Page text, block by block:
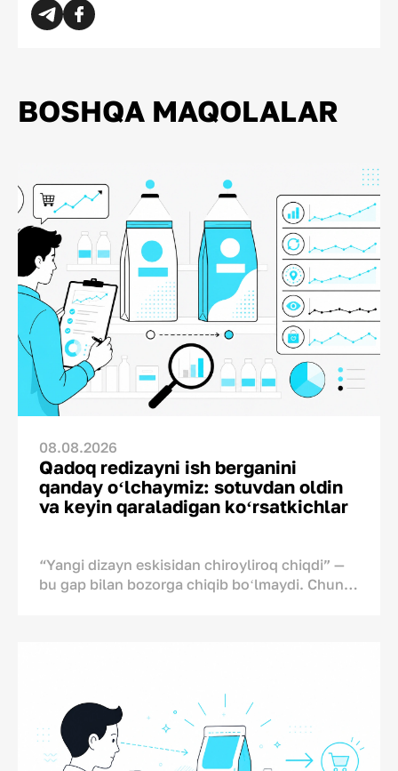
BOSHQA MAQOLALAR
08.08.2026
Qadoq redizayni ish berganini
qanday oʻlchaymiz: sotuvdan oldin
va keyin qaraladigan koʻrsatkichlar
“Yangi dizayn eskisidan chiroyliroq chiqdi” —
bu gap bilan bozorga chiqib boʻlmaydi. Chunki
ertasiga oʻchirib tashlanadigan reklama testi
emas, balki ishlab chiqarish, ombor, brend imiji
va logistikaga ham taʼsir qiladigan muhim
omildir.